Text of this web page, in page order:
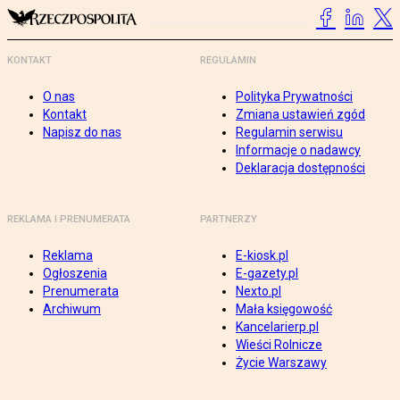
KONTAKT
O nas
Kontakt
Napisz do nas
REGULAMIN
Polityka Prywatności
Zmiana ustawień zgód
Regulamin serwisu
Informacje o nadawcy
Deklaracja dostępności
REKLAMA I PRENUMERATA
Reklama
Ogłoszenia
Prenumerata
Archiwum
PARTNERZY
E-kiosk.pl
E-gazety.pl
Nexto.pl
Mała księgowość
Kancelarierp.pl
Wieści Rolnicze
Życie Warszawy